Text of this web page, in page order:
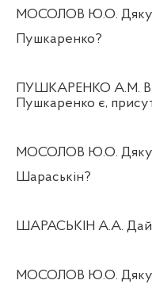
МОСОЛОВ Ю.О.
Пушкаренко?
ПУШКАРЕНКО А.М.
Пушкаренко є,
МОСОЛОВ Ю.О.
Шараськін?
ШАРАСЬКІН А.А. Дай
МОСОЛОВ Ю.О.